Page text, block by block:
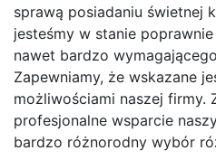
sprawą posiadaniu świetnej
jesteśmy w stanie
nawet bardzo
Zapewniamy, że wskazane
możliwościami naszej firmy.
profesjonalne wsparcie
bardzo różnorodny wybór